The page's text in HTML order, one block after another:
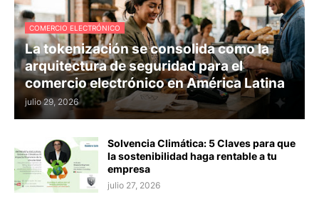
COMERCIO ELECTRÓNICO
La tokenización se consolida como la
arquitectura de seguridad para el
comercio electrónico en América Latina
julio 29, 2026
Solvencia Climática: 5 Claves para que
la sostenibilidad haga rentable a tu
empresa
julio 27, 2026